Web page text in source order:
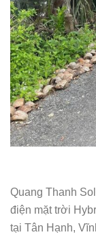
Quang Thanh
điện mặt trời
tại Tân Hạnh,